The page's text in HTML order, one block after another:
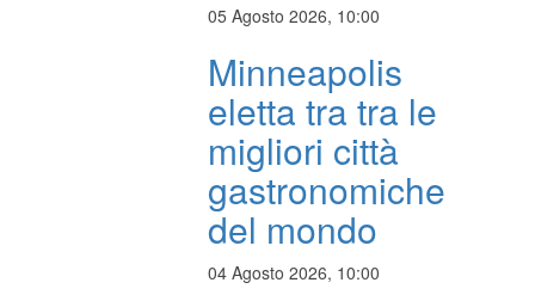
05 Agosto 2026, 10:00
Minneapolis
eletta tra tra le
migliori città
gastronomiche
del mondo
04 Agosto 2026, 10:00